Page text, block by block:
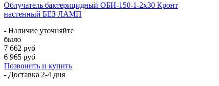
Облучатель бактерицидный ОБН-150-1-2х30 Кронт
настенный БЕЗ ЛАМП
- Наличие уточняйте
было
7 662 руб
6 965 руб
Позвонить и купить
- Доставка 2-4 дня